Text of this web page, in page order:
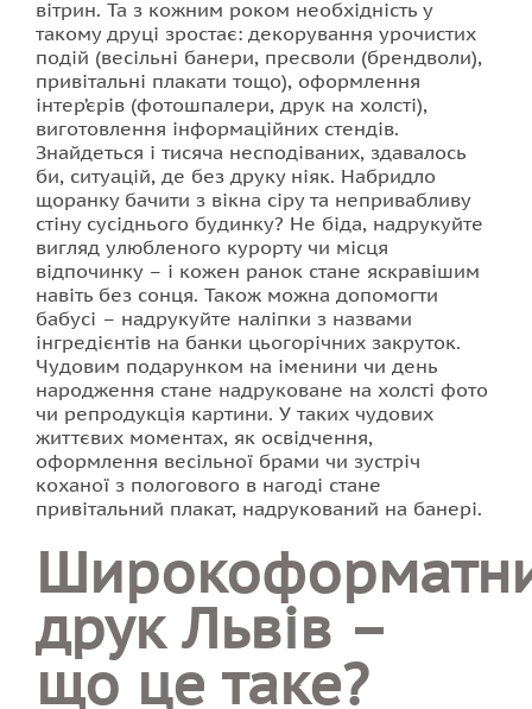
вітрин. Та з кожним роком необхідність у
такому друці зростає: декорування урочистих
подій (весільні банери, пресволи (брендволи),
привітальні плакати тощо), оформлення
інтер’єрів (фотошпалери, друк на холсті),
виготовлення інформаційних стендів.
Знайдеться і тисяча несподіваних, здавалось
би, ситуацій, де без друку ніяк. Набридло
щоранку бачити з вікна сіру та непривабливу
стіну сусіднього будинку? Не біда, надрукуйте
вигляд улюбленого курорту чи місця
відпочинку – і кожен ранок стане яскравішим
навіть без сонця. Також можна допомогти
бабусі – надрукуйте наліпки з назвами
інгредієнтів на банки цьогорічних закруток.
Чудовим подарунком на іменини чи день
народження стане надруковане на холсті фото
чи репродукція картини. У таких чудових
життєвих моментах, як освідчення,
оформлення весільної брами чи зустріч
коханої з пологового в нагоді стане
привітальний плакат, надрукований на банері.
друк Львів –
що це таке?